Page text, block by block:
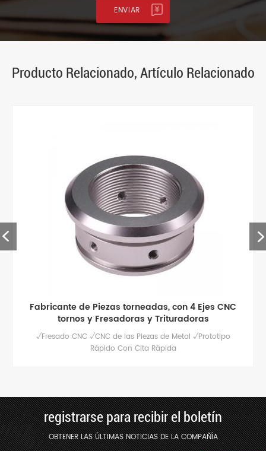
Producto Relacionado, Artículo Relacionado
piezas de aluminio de mecanizado cnc de alta
calidad personalizadas
Servicio de fresado cnc de alta calidad para piezas de
aluminio personalizadas, pulido / anodizado y otros
registrarse para recibir el boletín
OBTENER LAS ÚLTIMAS NOTICIAS DE LA COMPAÑÍA